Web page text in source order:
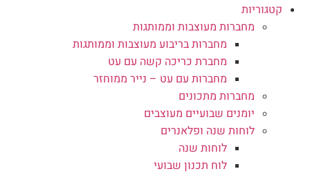
קטגוריות
מחברות מעוצבות וממותגות
מחברות בריבוע מעוצבות וממותגות
מחברת כריכה קשה עם עט
מחברות עם עט – נייר ממוחזר
מחברות מתכונים
יומנים שבועיים מעוצבים
לוחות שנה ופלאנרים
לוחות שנה
לוח תכנון שבועי